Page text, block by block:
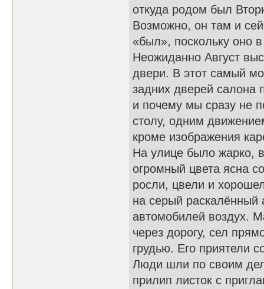
откуда родом был
Возможно, он там и
«был», поскольку оно
Неожиданно Август
двери. В этот самый
задних дверей салона
и почему мы сразу не
столу, одним
кроме изображения
На улице было жарко, в
огромный цвета ясна
росли, цвели и
на серый раскалённый
автомобилей воздух.
через дорогу, сел
грудью. Его приятели
Люди шли по своим
прилип листок с